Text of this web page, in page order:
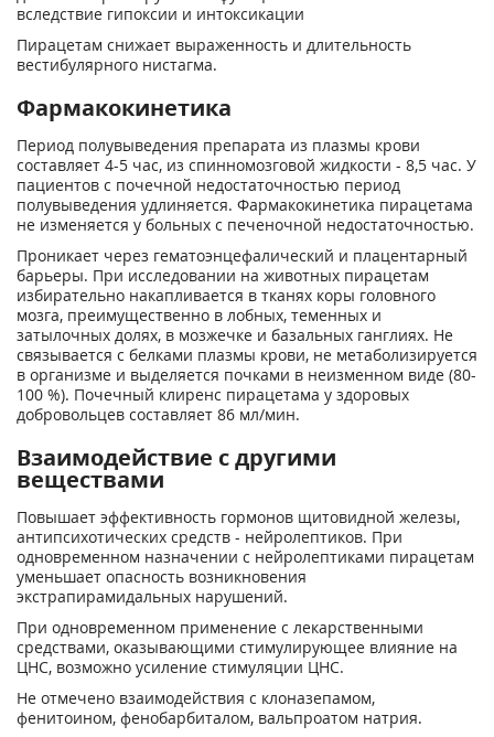
вследствие гипоксии и интоксикации
Пирацетам снижает выраженность и длительность
вестибулярного нистагма.
Фармакокинетика
Период полувыведения препарата из плазмы крови
составляет 4-5 час, из спинномозговой жидкости - 8,5 час. У
пациентов с почечной недостаточностью период
полувыведения удлиняется. Фармакокинетика пирацетама
не изменяется у больных с печеночной недостаточностью.
Проникает через гематоэнцефалический и плацентарный
барьеры. При исследовании на животных пирацетам
избирательно накапливается в тканях коры головного
мозга, преимущественно в лобных, теменных и
затылочных долях, в мозжечке и базальных ганглиях. Не
связывается с белками плазмы крови, не метаболизируется
в организме и выделяется почками в неизменном виде (80-
100 %). Почечный клиренс пирацетама у здоровых
добровольцев составляет 86 мл/мин.
Взаимодействие с другими
веществами
Повышает эффективность гормонов щитовидной железы,
антипсихотических средств - нейролептиков. При
одновременном назначении с нейролептиками пирацетам
уменьшает опасность возникновения
экстрапирамидальных нарушений.
При одновременном применение с лекарственными
средствами, оказывающими стимулирующее влияние на
ЦНС, возможно усиление стимуляции ЦНС.
Не отмечено взаимодействия с клоназепамом,
фенитоином, фенобарбиталом, вальпроатом натрия.